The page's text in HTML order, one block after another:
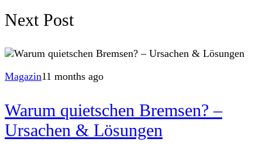
Next Post
Magazin11 months ago
Warum quietschen Bremsen? –
Ursachen & Lösungen